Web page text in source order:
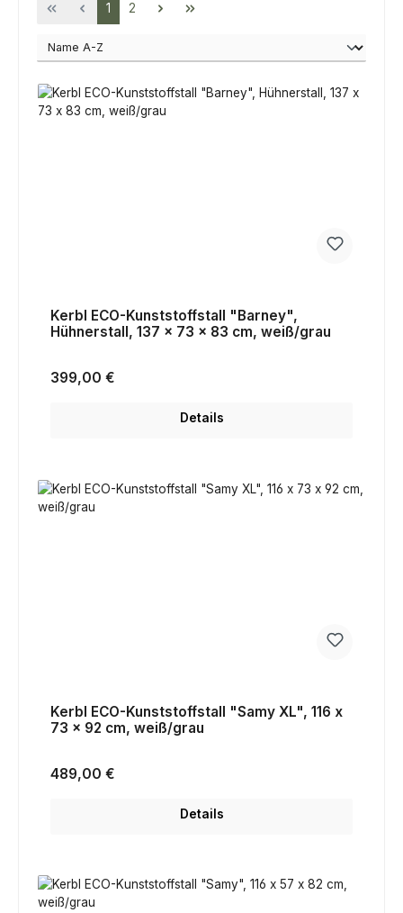
Seite
1 Seite
2
Kerbl ECO-Kunststoffstall "Barney",
Hühnerstall, 137 x 73 x 83 cm, weiß/grau
Regulärer Preis:
399,00 €
Details
Kerbl ECO-Kunststoffstall "Samy XL", 116 x
73 x 92 cm, weiß/grau
Regulärer Preis:
489,00 €
Details